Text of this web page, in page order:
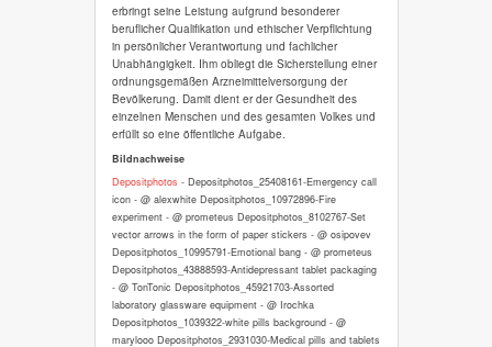
erbringt seine Leistung aufgrund besonderer
beruflicher Qualifikation und ethischer Verpflichtung
in persönlicher Verantwortung und fachlicher
Unabhängigkeit. Ihm obliegt die Sicherstellung einer
ordnungsgemäßen Arzneimittelversorgung der
Bevölkerung. Damit dient er der Gesundheit des
einzelnen Menschen und des gesamten Volkes und
erfüllt so eine öffentliche Aufgabe.
Bildnachweise
Depositphotos - Depositphotos_25408161-Emergency call
icon - @ alexwhite Depositphotos_10972896-Fire
experiment - @ prometeus Depositphotos_8102767-Set
vector arrows in the form of paper stickers - @ osipovev
Depositphotos_10995791-Emotional bang - @ prometeus
Depositphotos_43888593-Antidepressant tablet packaging
- @ TonTonic Depositphotos_45921703-Assorted
laboratory glassware equipment - @ Irochka
Depositphotos_1039322-white pills background - @
marylooo Depositphotos_2931030-Medical pills and tablets